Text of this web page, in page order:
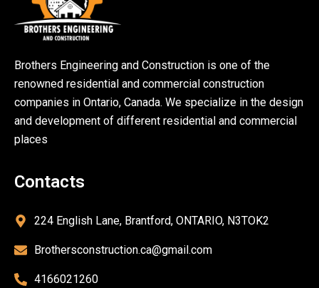
Brothers Engineering and Construction is one of the
renowned residential and commercial construction
companies in Ontario, Canada. We specialize in the design
and development of different residential and commercial
places
Contacts
224 English Lane, Brantford, ONTARIO, N3TOK2
Brothersconstruction.ca@gmail.com
4166021260